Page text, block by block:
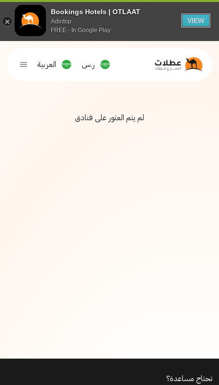
Bookings Hotels | OTLAAT
Adintop
FREE - In Google Play
VIEW
ر.س العربية
لم يتم العثور على فنادق
تحتاج مساعدة؟